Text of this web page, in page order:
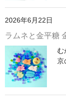
2026年6月22日
ラムネと金平糖
む
京